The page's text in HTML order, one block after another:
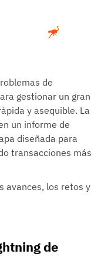
de
gestionar un gran
y asequible. La
un informe de
diseñada para
transacciones más
avances, los retos y
de